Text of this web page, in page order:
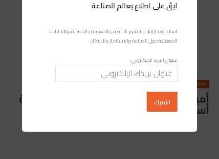
طاقة
أمينة بنخضرة: الغاز الطبيعي سيظل ركيزة
أساسية في الانتقال الطاقي بالمغرب
ابقَ على اطلاع بعالم الصناعة
استلم إصداراتنا، والتقارير الخاصة، والمقابلات الحصرية، والتحليلات
المعمّقة حول الصناعة والاستثمار والابتكار.
عنوان البريد الإلكتروني: